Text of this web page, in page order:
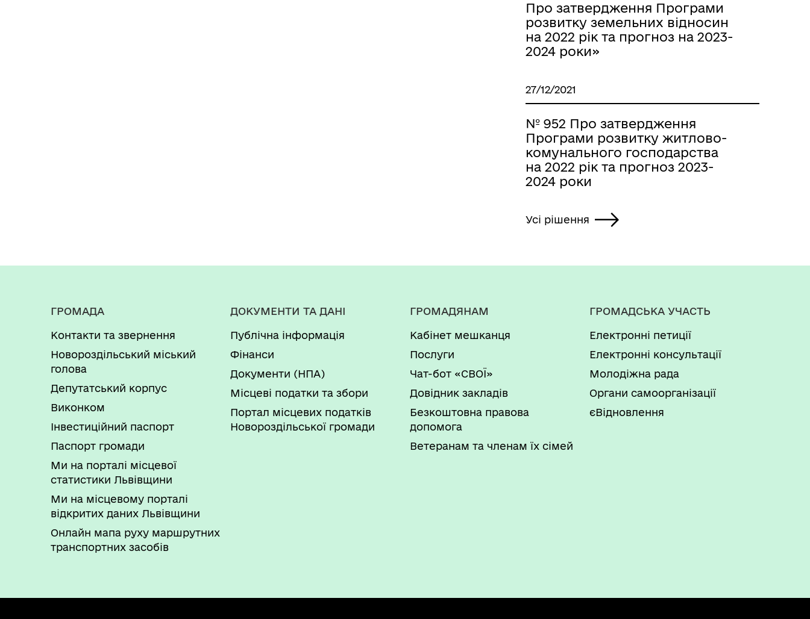
Про затвердження Програми
розвитку земельних відносин
на 2022 рік та прогноз на 2023-
2024 роки»
27/12/2021
№ 952 Про затвердження
Програми розвитку житлово-
комунального господарства
на 2022 рік та прогноз 2023-
2024 роки
Усі рішення
ГРОМАДА
Контакти та звернення
Новороздільський міський
голова
Депутатський корпус
Виконком
Інвестиційний паспорт
Паспорт громади
Ми на порталі місцевої
статистики Львівщини
Ми на місцевому порталі
відкритих даних Львівщини
Онлайн мапа руху маршрутних
транспортних засобів
ДОКУМЕНТИ ТА ДАНІ
Публічна інформація
Фінанси
Документи (НПА)
Місцеві податки та збори
Портал місцевих податків
Новороздільської громади
ГРОМАДЯНАМ
Кабінет мешканця
Послуги
Чат-бот «СВОЇ»
Довідник закладів
Безкоштовна правова
допомога
Ветеранам та членам їх сімей
ГРОМАДСЬКА УЧАСТЬ
Електронні петиції
Електронні консультації
Молодіжна рада
Органи самоорганізації
єВідновлення